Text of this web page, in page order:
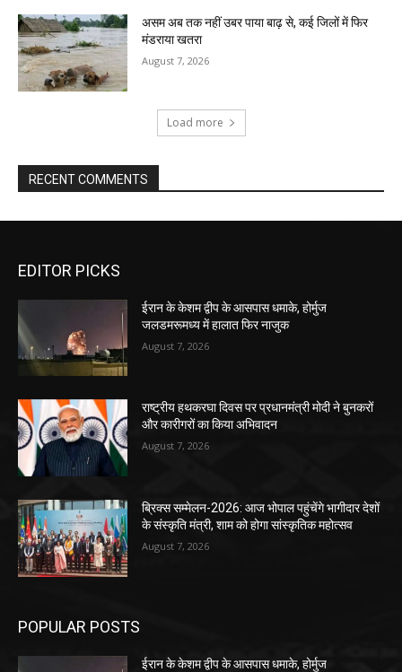
असम अब तक नहीं उबर पाया बाढ़ से, कई जिलों में फिर
मंडराया खतरा
August 7, 2026
Load more
RECENT COMMENTS
EDITOR PICKS
ईरान के केशम द्वीप के आसपास धमाके, होर्मुज
जलडमरूमध्य में हालात फिर नाजुक
August 7, 2026
राष्ट्रीय हथकरघा दिवस पर प्रधानमंत्री मोदी ने बुनकरों
और कारीगरों का किया अभिवादन
August 7, 2026
ब्रिक्स सम्मेलन-2026: आज भोपाल पहुंचेंगे भागीदार देशों
के संस्कृति मंत्री, शाम को होगा सांस्कृतिक महोत्सव
August 7, 2026
POPULAR POSTS
ईरान के केशम द्वीप के आसपास धमाके, होर्मुज